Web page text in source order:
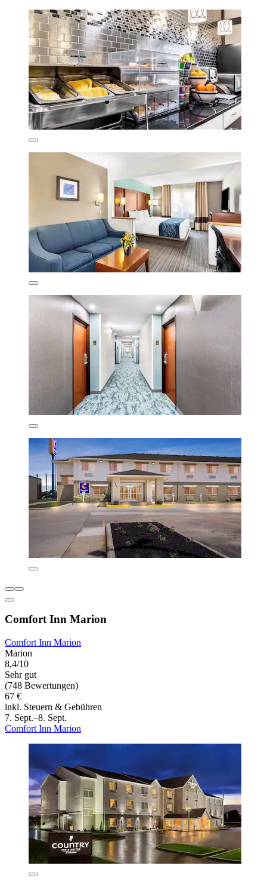
Comfort Inn Marion
Comfort Inn Marion
Marion
8,4/10
Sehr gut
(748 Bewertungen)
67 €
inkl. Steuern & Gebühren
7. Sept.–8. Sept.
Comfort Inn Marion